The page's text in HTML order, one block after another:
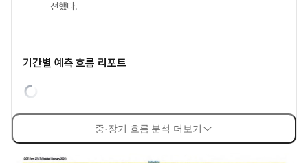
전했다.
기간별 예측 흐름 리포트
중·장기 흐름 분석 더보기